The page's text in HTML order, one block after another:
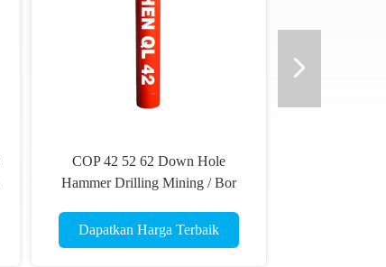
COP 42 52 62 Down Hole
Hammer Drilling Mining / Bor
Mine Machine
Dapatkan Harga Terbaik